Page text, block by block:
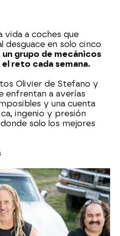
vida a coches que
desguace en solo cinco
un grupo de mecánicos
reto cada semana.
Olivier de Stefano y
enfrentan a averías
y una cuenta
ingenio y presión
solo los mejores